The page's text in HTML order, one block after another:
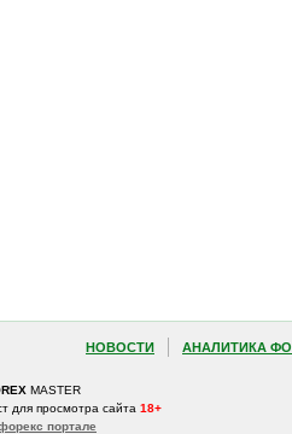
НОВОСТИ АНАЛИТИКА
MASTER
для просмотра сайта 18+
портале